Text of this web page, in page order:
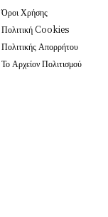
Όροι Χρήσης
Πολιτική Cookies
Πολιτικής Απορρήτου
Το Αρχείον Πολιτισμού